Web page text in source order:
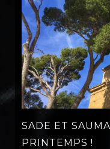
SADE ET
PRINTEMPS !